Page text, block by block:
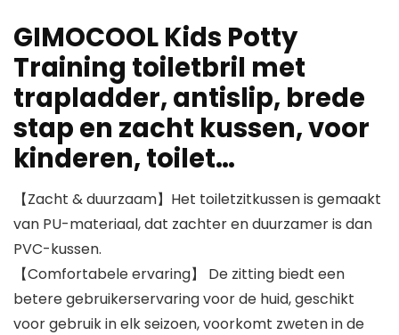
GIMOCOOL Kids Potty
Training toiletbril met
trapladder, antislip, brede
stap en zacht kussen, voor
kinderen, toilet…
【Zacht & duurzaam】Het toiletzitkussen is gemaakt
van PU-materiaal, dat zachter en duurzamer is dan
PVC-kussen.
【Comfortabele ervaring】 De zitting biedt een
betere gebruikerservaring voor de huid, geschikt
voor gebruik in elk seizoen, voorkomt zweten in de